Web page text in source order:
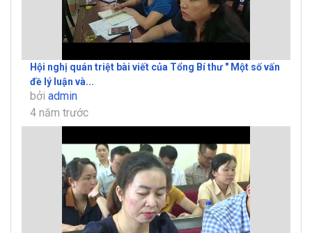
Hội nghị quán triệt bài viết của Tổng Bí thư " Một số vấn
đề lý luận và...
bởi admin
4 năm trước